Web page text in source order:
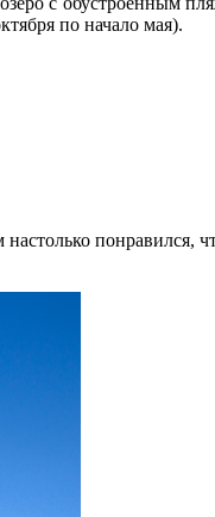
по начало мая).
понравился,